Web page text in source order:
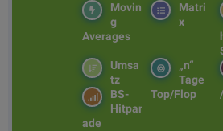
Matri
x
Movin
g
Averages
„n“
Tage
Top/Flop
Umsa
tz
BS-
Hitpar
ade